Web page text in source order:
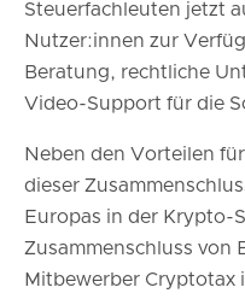
Steuerfachleuten jetzt
Nutzer:innen zur
Beratung, rechtliche
Video-Support für die
Neben den Vorteilen
dieser
Europas in der Krypto-
Zusammenschluss von
Mitbewerber Cryptotax